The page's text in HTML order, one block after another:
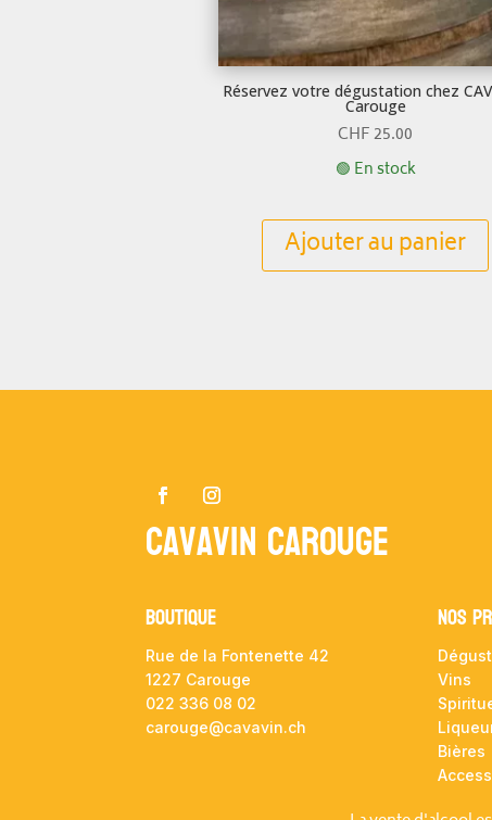
Réservez votre dégustation chez
Carouge
CHF25.00
🟢 En stock
Ajouter au panier
Cavavin Carouge
Boutique
Rue de la Fontenette 42
1227 Carouge
022 336 08 02
carouge@cavavin.ch
NOS
Vins
Bières